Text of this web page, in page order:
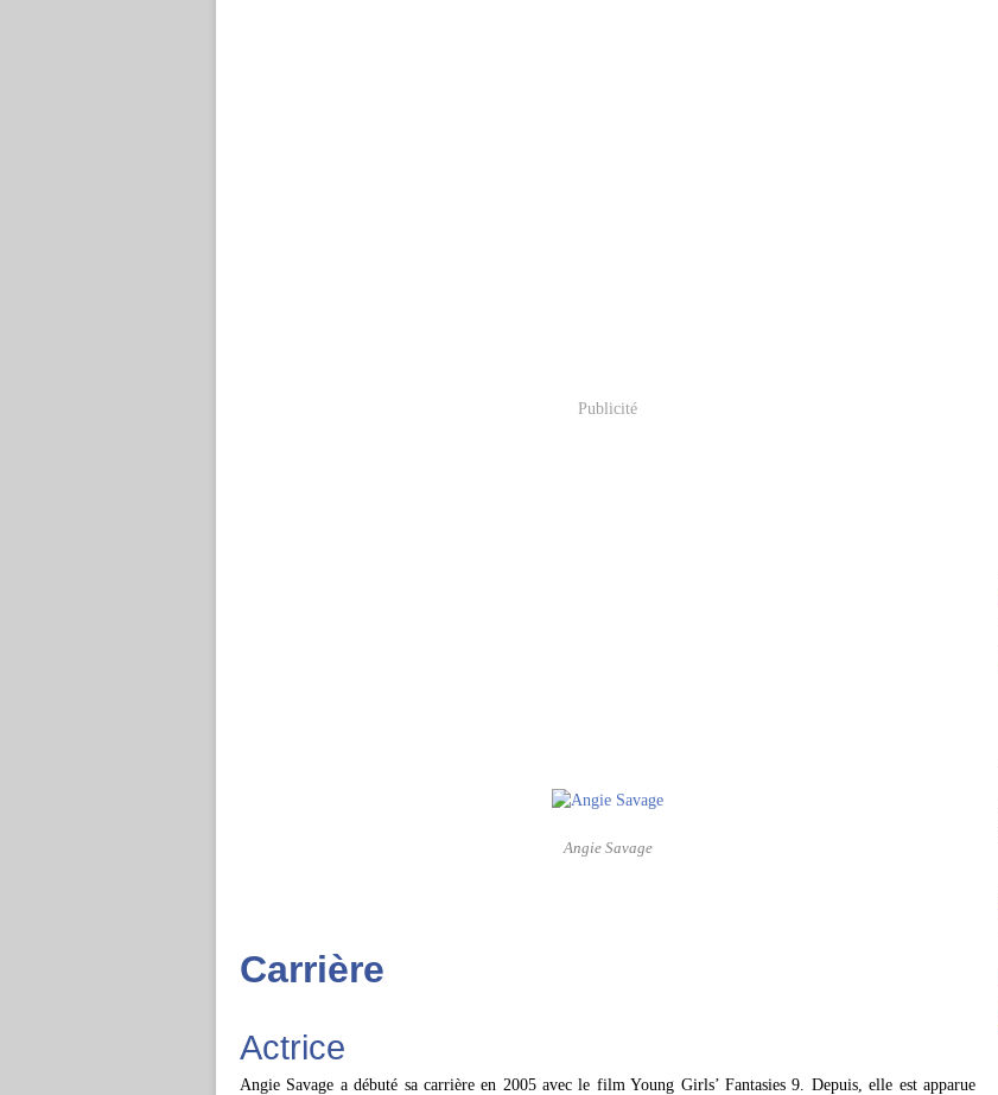
Publicité
Angie Savage
Carrière
Actrice
Angie Savage a débuté sa carrière en 2005 avec le film Young Girls’ Fantasies 9. Depuis, elle est apparue